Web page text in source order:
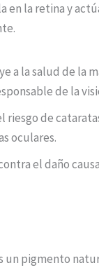
en la retina y
a la salud de la
de la
riesgo de
oculares.
el daño
un pigmento